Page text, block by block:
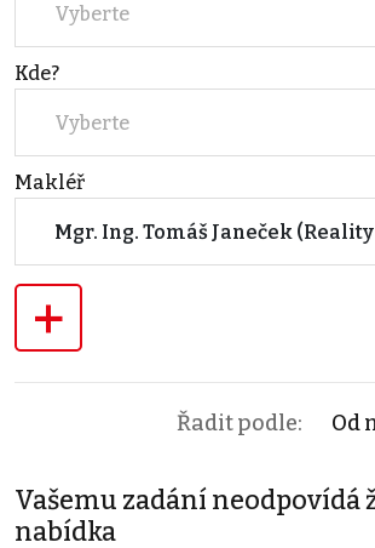
Vyberte
Kde?
Vyberte
Makléř
+
Řadit podle: Od
Vašemu zadání neodpovídá
nabídka